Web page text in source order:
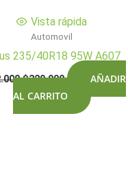
Vista rápida
Automovil
235/40R18 95W A607
El
original
era:
$329.900El
actual
es:
AÑADIR
AL CARRITO